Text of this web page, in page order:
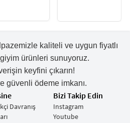
kaliteli ve uygun fiyatlı
ürünleri sunuyoruz.
keyfini çıkarın!
güvenli ödeme imkanı.
Davranış
Bizi Takip Edin
Instagram
Youtube